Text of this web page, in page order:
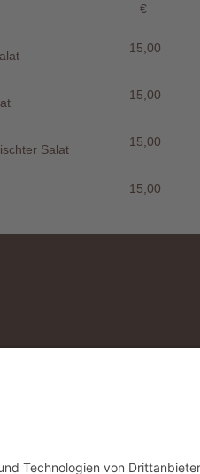
€
15,00
15,00
Salat
15,00
15,00